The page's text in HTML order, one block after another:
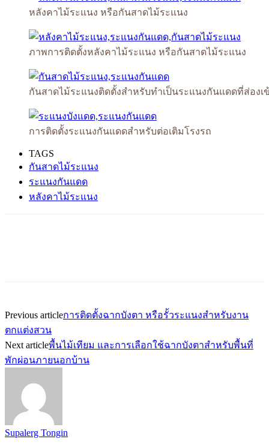
หลังคาไม้ระแนง หรือกันสาดไม้ระแนง
ภาพการติดตั้งหลังคาไม้ระแนง หรือกันสาดไม้ระแนง
กันสาดไม้ระแนงติดตั้งสำหรับทำเป็นระแนงกันแดดที่ส่องเ
การติดตั้งระแนงกันแดดสำหรับต่อเติมโรงรถ
TAGS
กันสาดไม้ระแนง
ระแนงกันแดด
หลังคาไม้ระแนง
Previous articleการติดตั้งฉากบังตา หรือรั้วระแนงสำหรับงาน
ตกแต่งสวน
Next articleพื้นไม้เทียม และการเลือกใช้ฉากบังตาสำหรับพื้นที่
พักผ่อนภายนอกบ้าน
Supalerg Tongin